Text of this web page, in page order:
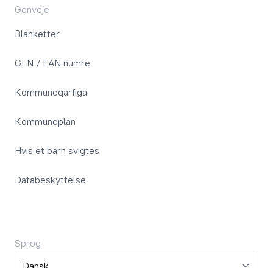
Genveje
Blanketter
GLN / EAN numre
Kommuneqarfiga
Kommuneplan
Hvis et barn svigtes
Databeskyttelse
Sprog
Sprog